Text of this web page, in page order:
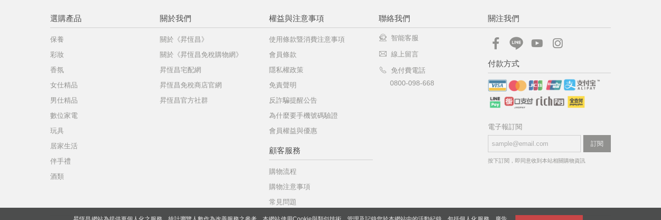
選購產品
保養
彩妝
香氛
女仕精品
男仕精品
數位家電
玩具
居家生活
伴手禮
酒類
關於我們
關於《昇恆昌》
關於《昇恆昌免稅購物網》
昇恆昌宅配網
昇恆昌免稅商店官網
昇恆昌官方社群
權益與注意事項
使用條款暨消費注意事項
會員條款
隱私權政策
免責聲明
反詐騙提醒公告
為什麼要手機號碼驗證
會員權益與優惠
顧客服務
購物流程
購物注意事項
常見問題
聯絡我們
智能客服
線上留言
免付費電話
0800-098-668
關注我們
付款方式
電子報訂閱
訂閱
按下訂閱，即同意收到本站相關購物資訊